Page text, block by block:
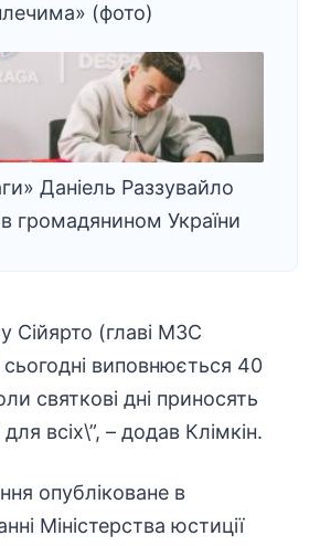
(фото)
Даніель Раззувайло
громадянином України
Сійярто (главі МЗС
виповнюється 40
святкові дні приносять
всіх\”, – додав Клімкін.
опубліковане в
Міністерства юстиції